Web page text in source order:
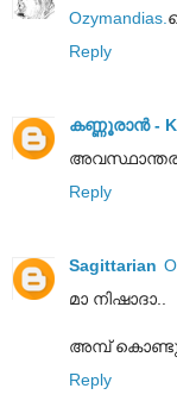
Ozymandias.
Reply
കണ്ണൂരാന്‍ -
Reply
Sagittarian
മാ നിഷാദാ..
അമ്പ് കൊണ്ടു
Reply